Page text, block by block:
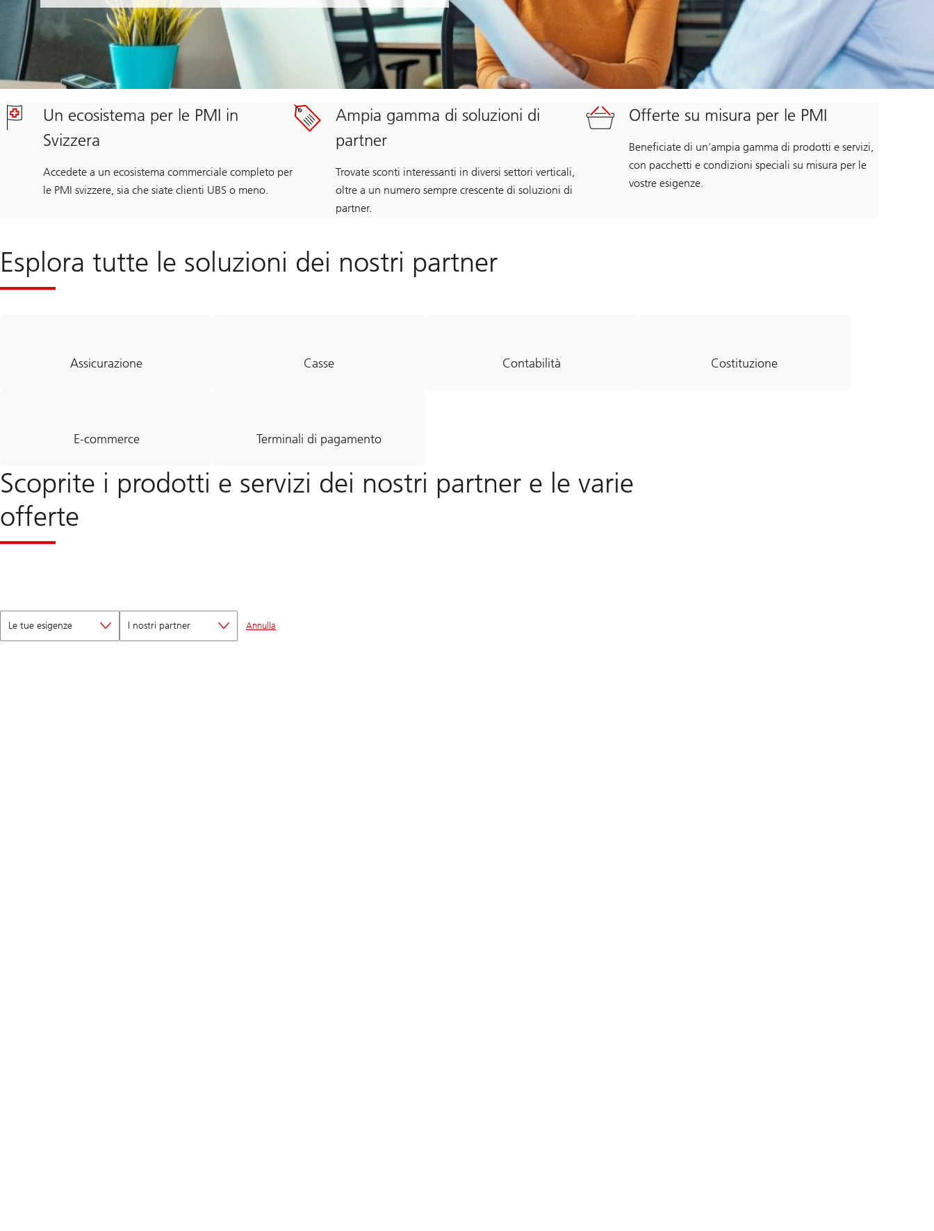
Un ecosistema per le PMI in
Svizzera
Accedete a un ecosistema commerciale completo per
le PMI svizzere, sia che siate clienti UBS o meno.
Ampia gamma di soluzioni di
partner
Trovate sconti interessanti in diversi settori verticali,
oltre a un numero sempre crescente di soluzioni di
partner.
Offerte su misura per le PMI
Beneficiate di un’ampia gamma di prodotti e servizi,
con pacchetti e condizioni speciali su misura per le
vostre esigenze.
Esplora tutte le soluzioni dei nostri partner
Assicurazione Casse Contabilità Costituzione
E-commerce Terminali di pagamento
Scoprite i prodotti e servizi dei nostri partner e le varie
offerte
Le tue esigenze I nostri partner Annulla